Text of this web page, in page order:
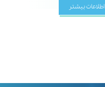
اطلاعات بیشتر